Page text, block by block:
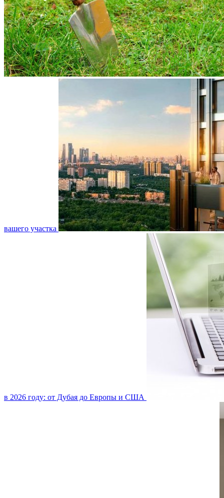
вашего участка
в 2026 году: от Дубая до Европы и США